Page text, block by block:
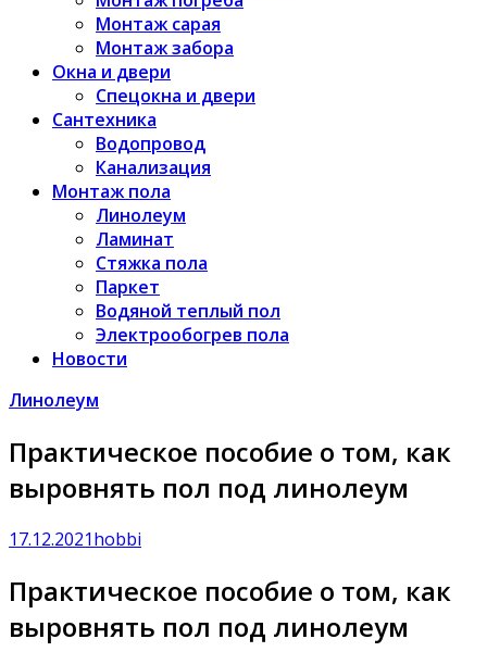
Монтаж сарая
Монтаж забора
Окна и двери
Спецокна и двери
Сантехника
Водопровод
Канализация
Монтаж пола
Линолеум
Ламинат
Стяжка пола
Паркет
Водяной теплый пол
Электрообогрев пола
Новости
Линолеум
Практическое пособие о том, как
выровнять пол под линолеум
17.12.2021hobbi
Практическое пособие о том, как
выровнять пол под линолеум